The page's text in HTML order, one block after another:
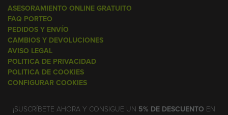
ASESORAMIENTO ONLINE GRATUITO
FAQ PORTEO
PEDIDOS Y ENVÍO
CAMBIOS Y DEVOLUCIONES
AVISO LEGAL
POLITICA DE PRIVACIDAD
POLITICA DE COOKIES
CONFIGURAR COOKIES
¡SUSCRÍBETE AHORA Y CONSIGUE UN 5% DE DESCUENTO EN